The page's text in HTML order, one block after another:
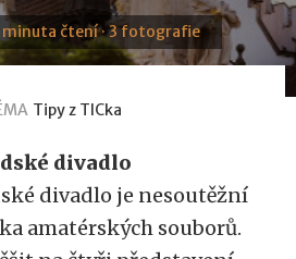
minuta čtení · 3 fotografie
Tipy z TICka
divadlo
divadlo je nesoutěžní
amatérských souborů.